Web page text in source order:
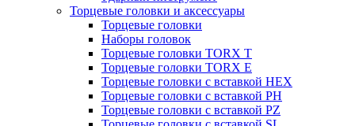
Торцевые головки и аксессуары
Торцевые головки
Наборы головок
Торцевые головки TORX T
Торцевые головки TORX Е
Торцевые головки с вставкой HEX
Торцевые головки с вставкой PH
Торцевые головки с вставкой PZ